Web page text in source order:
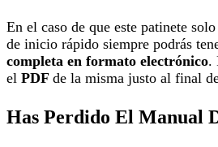
En el caso de que este patinete
de inicio rápido siempre podrás
completa en formato electrónico.
el PDF de la misma justo al final
Has Perdido El Manual